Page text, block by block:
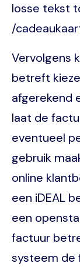
losse tekst
/
Vervolgens
betreft
afgerekend
laat de
eventueel
gebruik
online
een iDEAL
een
factuur
systeem de